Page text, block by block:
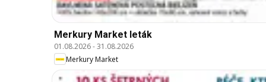
Merkury Market leták
01.08.2026-31.08.2026
Merkury Market